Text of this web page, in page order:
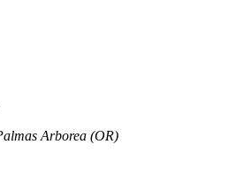
Arborea (OR)